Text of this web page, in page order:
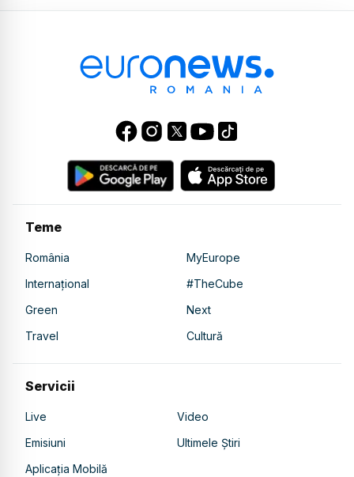
Teme
România
MyEurope
Internațional
#TheCube
Green
Next
Travel
Cultură
Servicii
Live
Video
Emisiuni
Ultimele Știri
Aplicația Mobilă